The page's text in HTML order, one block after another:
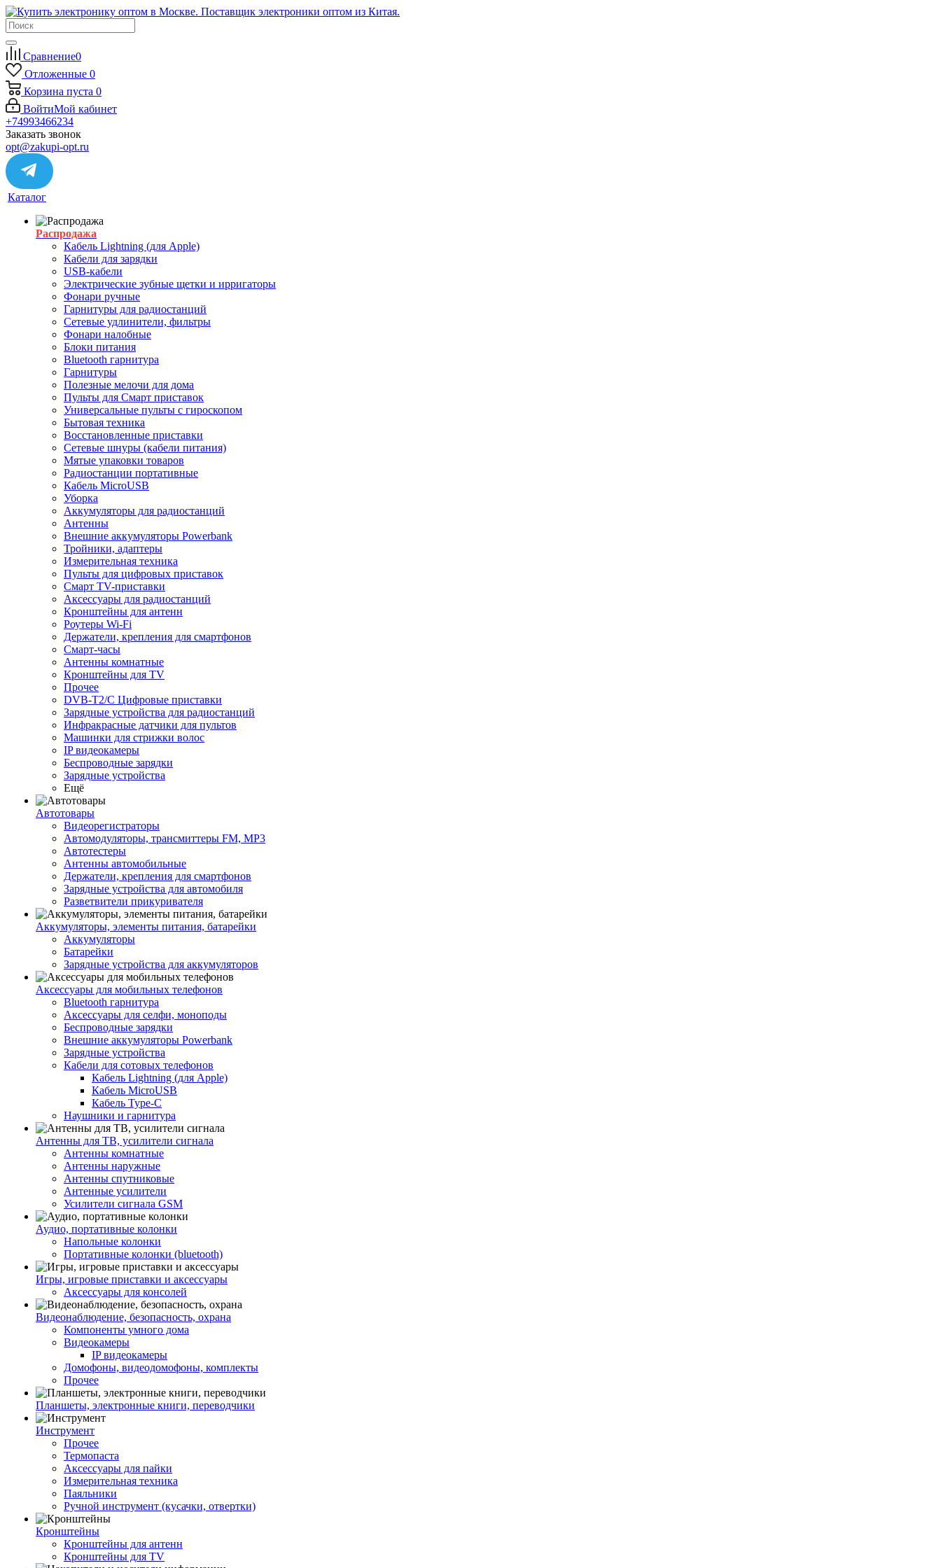
Сравнение0
Отложенные 0
Корзина пуста 0
ВойтиМой кабинет
+74993466234
Заказать звонок
opt@zakupi-opt.ru
Каталог
Распродажа
Кабель Lightning (для Apple)
Кабели для зарядки
USB-кабели
Электрические зубные щетки и ирригаторы
Фонари ручные
Гарнитуры для радиостанций
Сетевые удлинители, фильтры
Фонари налобные
Блоки питания
Bluetooth гарнитура
Гарнитуры
Полезные мелочи для дома
Пульты для Смарт приставок
Универсальные пульты с гироскопом
Бытовая техника
Восстановленные приставки
Сетевые шнуры (кабели питания)
Мятые упаковки товаров
Радиостанции портативные
Кабель MicroUSB
Уборка
Аккумуляторы для радиостанций
Антенны
Внешние аккумуляторы Powerbank
Тройники, адаптеры
Измерительная техника
Пульты для цифровых приставок
Смарт ТV-приставки
Аксессуары для радиостанций
Кронштейны для антенн
Роутеры Wi-Fi
Держатели, крепления для смартфонов
Смарт-часы
Антенны комнатные
Кронштейны для TV
Прочее
DVB-T2/C Цифровые приставки
Зарядные устройства для радиостанций
Инфракрасные датчики для пультов
Машинки для стрижки волос
IP видеокамеры
Беспроводные зарядки
Зарядные устройства
Ещё
Автотовары
Видеорегистраторы
Автомодуляторы, трансмиттеры FM, MP3
Автотестеры
Антенны автомобильные
Держатели, крепления для смартфонов
Зарядные устройства для автомобиля
Разветвители прикуривателя
Аккумуляторы, элементы питания, батарейки
Аккумуляторы
Батарейки
Зарядные устройства для аккумуляторов
Аксессуары для мобильных телефонов
Bluetooth гарнитура
Аксессуары для селфи, моноподы
Беспроводные зарядки
Внешние аккумуляторы Powerbank
Зарядные устройства
Кабели для сотовых телефонов
Кабель Lightning (для Apple)
Кабель MicroUSB
Кабель Type-C
Наушники и гарнитура
Антенны для ТВ, усилители сигнала
Антенны комнатные
Антенны наружные
Антенны спутниковые
Антенные усилители
Усилители сигнала GSM
Аудио, портативные колонки
Напольные колонки
Портативные колонки (bluetooth)
Игры, игровые приставки и аксессуары
Аксессуары для консолей
Видеонаблюдение, безопасность, охрана
Компоненты умного дома
Видеокамеры
IP видеокамеры
Домофоны, видеодомофоны, комплекты
Прочее
Планшеты, электронные книги, переводчики
Инструмент
Прочее
Термопаста
Аксессуары для пайки
Измерительная техника
Паяльники
Ручной инструмент (кусачки, отвертки)
Кронштейны
Кронштейны для антенн
Кронштейны для TV